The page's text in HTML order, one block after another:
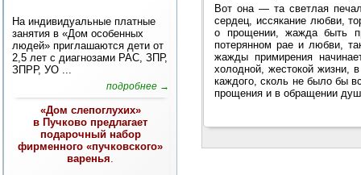
На индивидуальные платные
занятия в «Дом особенных
людей» приглашаются дети от
2,5 лет с диагнозами РАС, ЗПР,
ЗПРР, УО ...
подробнее →
«Дом слепоглухих»
в Пучково предлагает
подарочный набор
фирменного «пучковского»
варенья.
Вот она — та светлая
сердец, иссякание любви,
о прощении, жажда быть
потерянном рае и любви,
жажды примирения
холодной, жестокой жизни,
каждого, сколь не было бы
прощения и в обращении